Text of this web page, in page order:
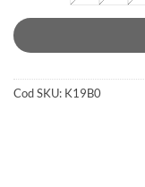
Cod SKU: K19B0